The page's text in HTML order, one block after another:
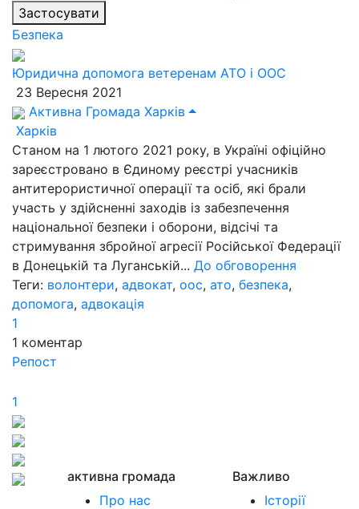
Застосувати
Безпека
Юридична допомога ветеренам АТО і ООС
23 Вересня 2021
Активна Громада Харків
Харків
Станом на 1 лютого 2021 року, в Україні офіційно
зареєстровано в Єдиному реєстрі учасників
антитерористичної операції та осіб, які брали
участь у здійсненні заходів із забезпечення
національної безпеки і оборони, відсічі та
стримування збройної агресії Російської Федерації
в Донецькій та Луганській... До обговорення
Теги: волонтери, адвокат, оос, ато, безпека,
допомога, адвокація
1
1 коментар
Репост
1
активна громада
Про нас
Важливо
Історії